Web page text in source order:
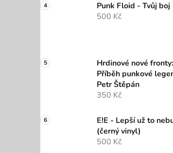
Punk Floid - Tvůj boj
500 Kč
Hrdinové nové fronty:
Příběh punkové
Petr Štěpán
350 Kč
E!E - Lepší už to
(černý vinyl)
500 Kč